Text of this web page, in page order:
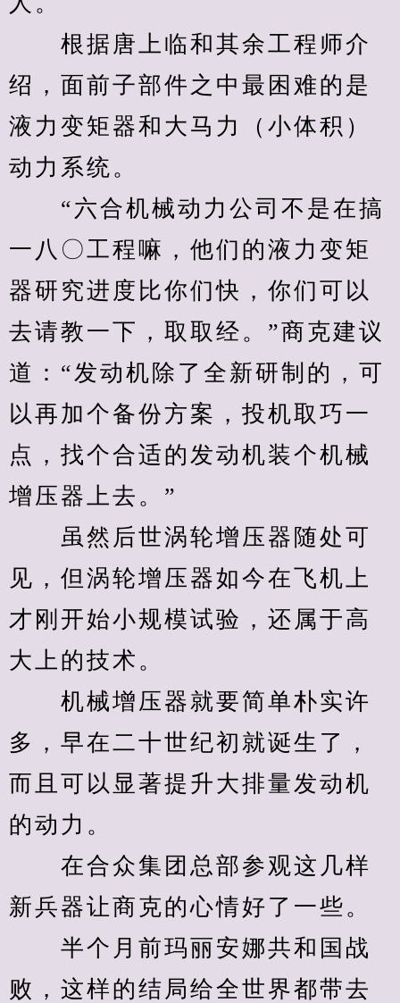
根据唐上临和其余工程师介
绍，面前子部件之中最困难的是
液力变矩器和大马力（小体积）
动力系统。
“六合机械动力公司不是在搞
一八〇工程嘛，他们的液力变矩
器研究进度比你们快，你们可以
去请教一下，取取经。”商克建议
道：“发动机除了全新研制的，可
以再加个备份方案，投机取巧一
点，找个合适的发动机装个机械
增压器上去。”
虽然后世涡轮增压器随处可
见，但涡轮增压器如今在飞机上
才刚开始小规模试验，还属于高
大上的技术。
机械增压器就要简单朴实许
多，早在二十世纪初就诞生了，
而且可以显著提升大排量发动机
的动力。
在合众集团总部参观这几样
新兵器让商克的心情好了一些。
半个月前玛丽安娜共和国战
败，这样的结局给全世界都带去